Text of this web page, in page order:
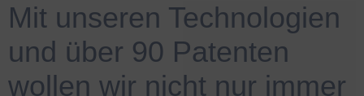
Mit unseren Technologien
und über 90 Patenten
wollen wir nicht nur immer